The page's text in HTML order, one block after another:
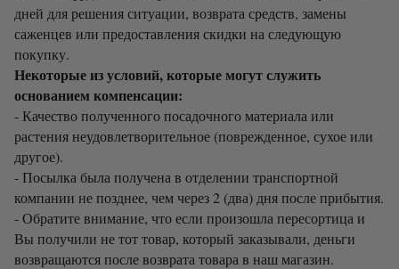
дней для решения ситуации, возврата средств, замены
саженцев или предоставления скидки на следующую
покупку.
Некоторые из условий, которые могут служить
основанием компенсации:
- Качество полученного посадочного материала или
растения неудовлетворительное (поврежденное, сухое или
другое).
- Посылка была получена в отделении транспортной
компании не позднее, чем через 2 (два) дня после прибытия.
- Обратите внимание, что если произошла пересортица и
Вы получили не тот товар, который заказывали, деньги
возвращаются после возврата товара в наш магазин.